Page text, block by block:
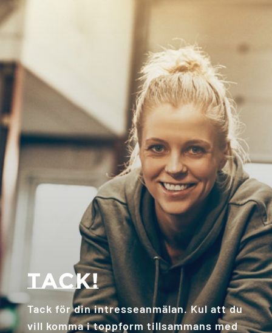
Tack!
Tack för din intresseanmälan. Kul att du
vill komma i toppform tillsammans med